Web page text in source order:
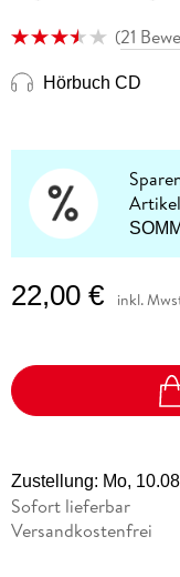
(21
Hörbuch CD
22,00 € inkl.
Zustellung: Mo,
Sofort lieferbar
Versandkostenfrei